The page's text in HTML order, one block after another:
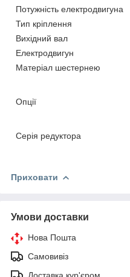
Потужність електродвигуна
Тип кріплення
Вихідний вал
Електродвигун
Матеріал шестернею
Опції
Серія редуктора
Приховати
Умови доставки
Нова Пошта
Самовивіз
Доставка кур'єром